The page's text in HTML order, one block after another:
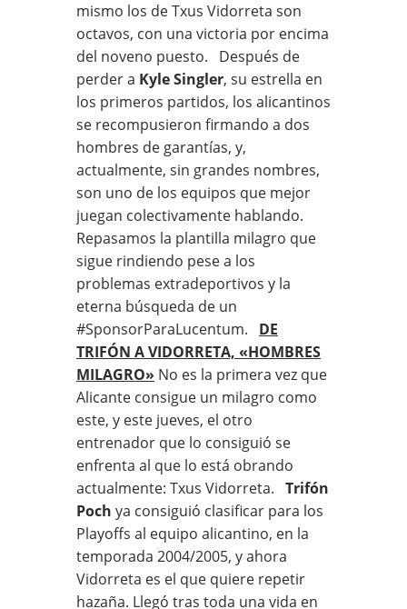
mismo los de Txus Vidorreta son
octavos, con una victoria por encima
del noveno puesto. Después de
perder a Kyle Singler, su estrella en
los primeros partidos, los alicantinos
se recompusieron firmando a dos
hombres de garantías, y,
actualmente, sin grandes nombres,
son uno de los equipos que mejor
juegan colectivamente hablando.
Repasamos la plantilla milagro que
sigue rindiendo pese a los
problemas extradeportivos y la
eterna búsqueda de un
#SponsorParaLucentum. DE
TRIFÓN A VIDORRETA, «HOMBRES
MILAGRO» No es la primera vez que
Alicante consigue un milagro como
este, y este jueves, el otro
entrenador que lo consiguió se
enfrenta al que lo está obrando
actualmente: Txus Vidorreta. Trifón
Poch ya consiguió clasificar para los
Playoffs al equipo alicantino, en la
temporada 2004/2005, y ahora
Vidorreta es el que quiere repetir
hazaña. Llegó tras toda una vida en